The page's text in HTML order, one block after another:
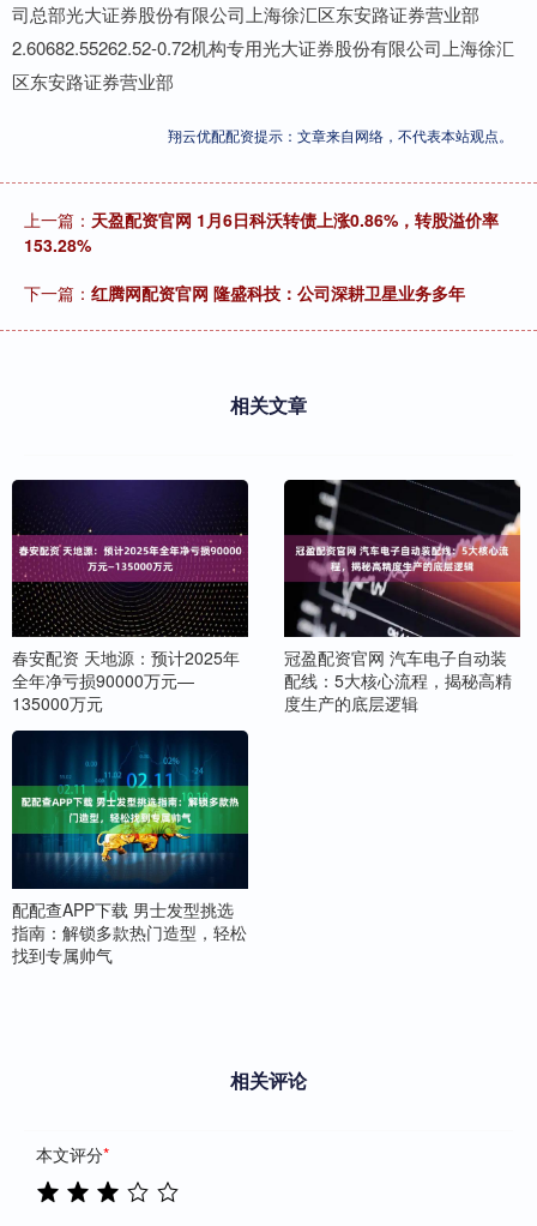
司总部光大证券股份有限公司上海徐汇区东安路证券营业部
2.60682.55262.52-0.72机构专用光大证券股份有限公司上海徐汇
区东安路证券营业部
翔云优配配资提示：文章来自网络，不代表本站观点。
上一篇： 天盈配资官网 1月6日科沃转债上涨0.86%，转股溢价率
153.28%
下一篇： 红腾网配资官网 隆盛科技：公司深耕卫星业务多年
相关文章
春安配资 天地源：预计2025年
全年净亏损90000万元—
135000万元
冠盈配资官网 汽车电子自动装
配线：5大核心流程，揭秘高精
度生产的底层逻辑
配配查APP下载 男士发型挑选
指南：解锁多款热门造型，轻松
找到专属帅气
相关评论
本文评分*